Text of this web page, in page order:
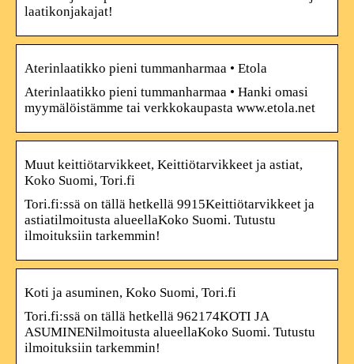
laatikonjakajat!
Aterinlaatikko pieni tummanharmaa • Etola
Aterinlaatikko pieni tummanharmaa • Hanki omasi
myymälöistämme tai verkkokaupasta www.etola.net
Muut keittiötarvikkeet, Keittiötarvikkeet ja astiat,
Koko Suomi, Tori.fi
Tori.fi:ssä on tällä hetkellä 9915Keittiötarvikkeet ja
astiatilmoitusta alueellaKoko Suomi. Tutustu
ilmoituksiin tarkemmin!
Koti ja asuminen, Koko Suomi, Tori.fi
Tori.fi:ssä on tällä hetkellä 962174KOTI JA
ASUMINENilmoitusta alueellaKoko Suomi. Tutustu
ilmoituksiin tarkemmin!